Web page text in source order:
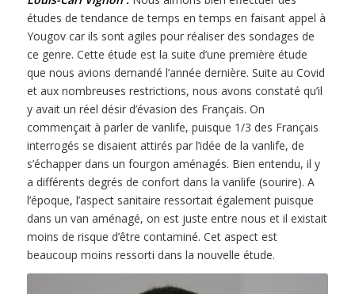
études de tendance de temps en temps en faisant appel à
Yougov car ils sont agiles pour réaliser des sondages de
ce genre. Cette étude est la suite d’une première étude
que nous avions demandé l’année dernière. Suite au Covid
et aux nombreuses restrictions, nous avons constaté qu’il
y avait un réel désir d’évasion des Français. On
commençait à parler de vanlife, puisque 1/3 des Français
interrogés se disaient attirés par l’idée de la vanlife, de
s’échapper dans un fourgon aménagés. Bien entendu, il y
a différents degrés de confort dans la vanlife (sourire). A
l’époque, l’aspect sanitaire ressortait également puisque
dans un van aménagé, on est juste entre nous et il existait
moins de risque d’être contaminé. Cet aspect est
beaucoup moins ressorti dans la nouvelle étude.